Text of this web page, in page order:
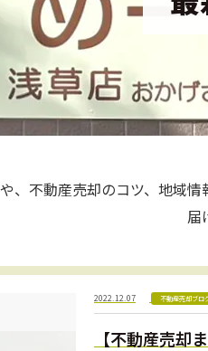
、不動産売却のコツ、地域
届
2022.12.07 不動産売却ブロ
【不動産売却